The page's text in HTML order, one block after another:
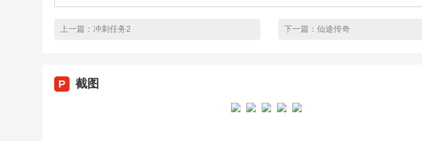
上一篇： 冲刺任务2 下一篇： 仙途传奇
P 截图